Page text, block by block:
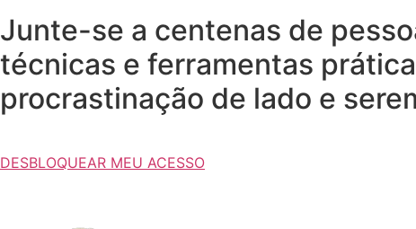
Junte-se a centenas de
técnicas e ferramentas
procrastinação de lado e
DESBLOQUEAR MEU ACESSO